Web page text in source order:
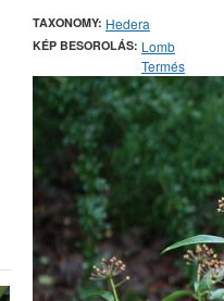
TAXONOMY: Hedera
KÉP BESOROLÁS: Lomb
Termés